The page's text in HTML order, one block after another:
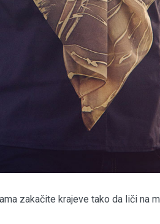
zakačite krajeve tako da liči na